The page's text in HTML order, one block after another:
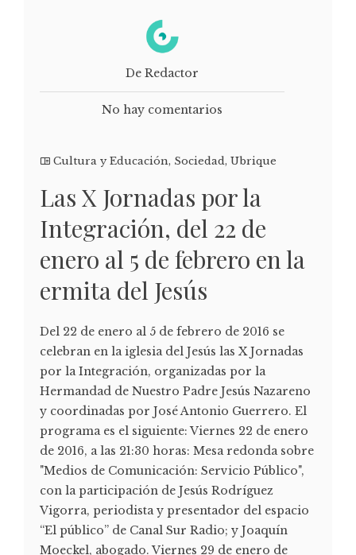
De Redactor
No hay comentarios
Cultura y Educación, Sociedad, Ubrique
Las X Jornadas por la
Integración, del 22 de
enero al 5 de febrero en la
ermita del Jesús
Del 22 de enero al 5 de febrero de 2016 se
celebran en la iglesia del Jesús las X Jornadas
por la Integración, organizadas por la
Hermandad de Nuestro Padre Jesús Nazareno
y coordinadas por José Antonio Guerrero. El
programa es el siguiente: Viernes 22 de enero
de 2016, a las 21:30 horas: Mesa redonda sobre
"Medios de Comunicación: Servicio Público",
con la participación de Jesús Rodríguez
Vigorra, periodista y presentador del espacio
“El público” de Canal Sur Radio; y Joaquín
Moeckel, abogado. Viernes 29 de enero de